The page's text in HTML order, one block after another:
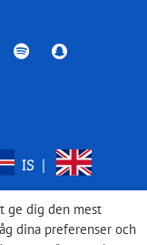
IS
ge dig den mest
dina preferenser och